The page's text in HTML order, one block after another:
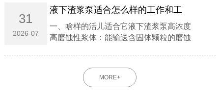
制‌：电机驱动叶轮高速旋转，浆体在离心
31
2026-07
液下渣浆泵适合怎么样的工作和工
况‌...
一、啥样的活儿适合它液下渣浆泵‌高浓度
高磨蚀性浆体‌：能输送含固体颗粒的磨蚀
轴封与轴封水，在吸入量不足的工况下也
能正常运行。‌...
MORE+